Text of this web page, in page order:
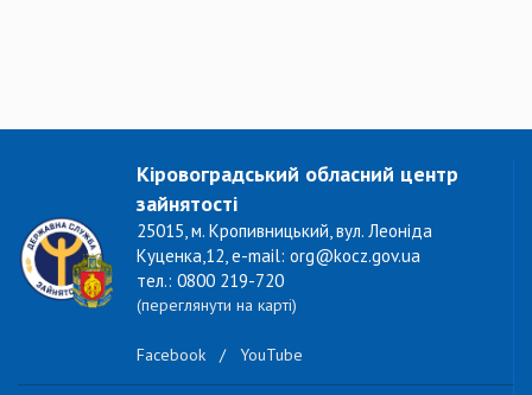
Кіровоградський обласний центр
зайнятості
25015, м. Кропивницький, вул. Леоніда
Куценка,12, e-mail: org@kocz.gov.ua
тел.: 0800 219-720
(переглянути на карті)
Facebook / YouTube